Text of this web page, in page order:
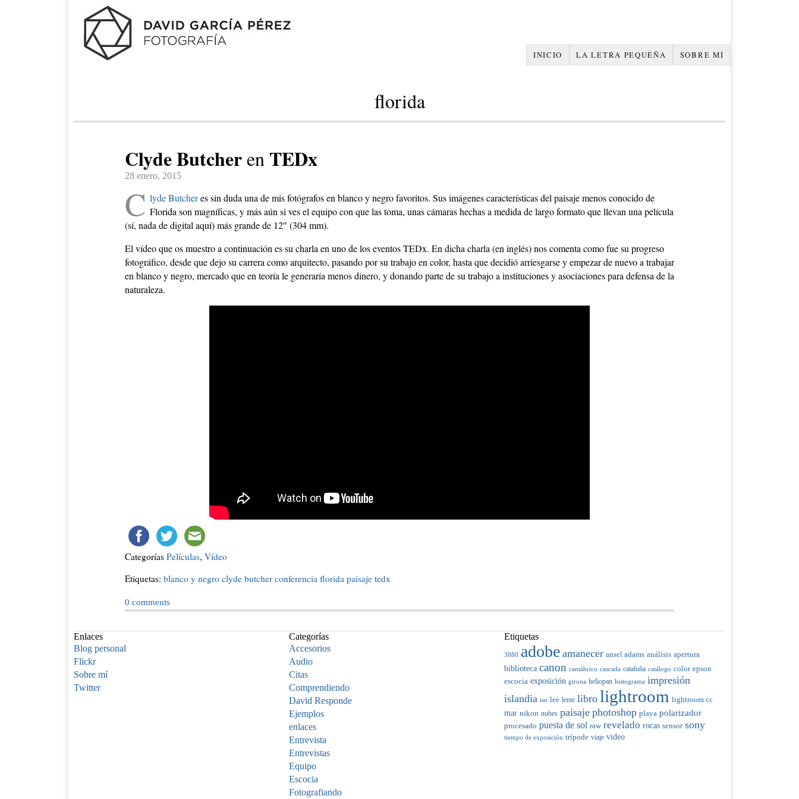
INICIO LA LETRA PEQUEÑA SOBRE MÍ
florida
Clyde Butcheren TEDx
28 enero, 2015
C lyde Butcheres sin duda una de mis fotógrafos en blanco y negro favoritos. Sus imágenes características del paisaje menos conocido de
Florida son magníficas, y más aún si ves el equipo con que las toma, unas cámaras hechas a medida de largo formato que llevan una película
(sí, nada de digital aquí) más grande de 12″ (304 mm).
El vídeo que os muestro a continuación es su charla en uno de los eventos TEDx. En dicha charla (en inglés) nos comenta como fue su progreso
fotográfico, desde que dejo su carrera como arquitecto, pasando por su trabajo en color, hasta que decidió arriesgarse y empezar de nuevo a trabajar
en blanco y negro, mercado que en teoría le generaría menos dinero, y donando parte de su trabajo a instituciones y asociaciones para defensa de la
naturaleza.
Categorías Películas, Vídeo
Etiquetas: blanco y negro clyde butcher conferencia florida paisaje tedx
0 comments
Enlaces
Blog personal
Flickr
Sobre mí
Twitter
Categorías
Accesorios
Audio
Citas
Comprendiendo
David Responde
Ejemplos
enlaces
Entrevista
Entrevistas
Equipo
Escocia
Fotografiando
Etiquetas
3880 adobe amanecer ansel adams análisis apertura
biblioteca canon cantábrico cascada cataluña catálogo color epson
escocia exposición girona heliopan histograma impresión
islandia iso lee lente libro lightroom lightroom cc
mar nikon nubes paisaje photoshop playa polarizador
procesado puesta de sol raw revelado rocas sensor sony
tiempo de exposición trípode viaje video